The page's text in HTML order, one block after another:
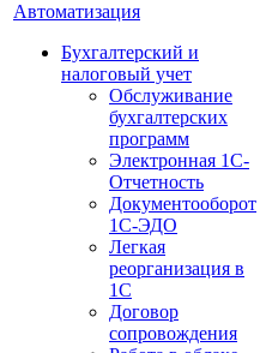
Автоматизация
Бухгалтерский и
налоговый учет
Обслуживание
бухгалтерских
программ
Электронная 1С-
Отчетность
Документооборот
1С-ЭДО
Легкая
реорганизация в
1С
Договор
сопровождения